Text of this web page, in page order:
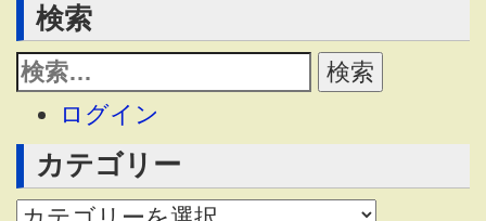
検索
ログイン
カテゴリー